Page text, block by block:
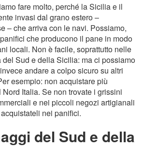
fare molto, perché la Sicilia e il
invasi dal grano estero –
– che arriva con le navi. Possiamo,
che producono il pane in modo
locali. Non è facile, soprattutto nelle
del Sud e della Sicilia: ma ci possiamo
andare a colpo sicuro su altri
esempio: non acquistare più
Nord Italia. Se non trovate i grissini
e nei piccoli negozi artigianali
nei panifici.
del Sud e della